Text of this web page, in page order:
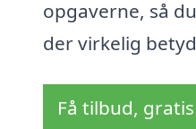
opgaverne, så
der virkelig
Få tilbud,